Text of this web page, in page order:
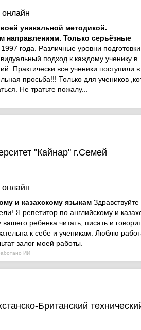
уникальной методикой.
направлениям. Только серьёзные
года. Различные уровни
подход к каждому ученику в
Практически все ученики поступили в
просьба!!! Только для учеников
Не тратьте пожалу...
ИИ
"Кайнар" г.Семей
и казахскому языкамЗдравствуйте
Я репетитор по английскому и
ребенка читать, писать и
к себе и ученикам. Люблю
залог моей работы.
Британский